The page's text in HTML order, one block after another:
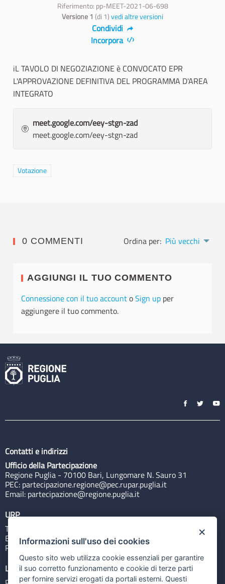
Riferimento: pp-MEET-2021-06-698
Versione 1 (di 1)vedi altre versioni
Condividi
Incorpora
iL TAVOLO DI NEGOZIAZIONE è CONVOCATO EPR
L'APPROVAZIONE DEFINITIVA DEL PROGRAMMA D'AREA
INTEGRATO
meet.google.com/eey-stgn-zad
meet.google.com/eey-stgn-zad
Filtra i risultati per categoria: Votazione
Votazione
0 COMMENTI Ordina per: Più vecchi
AGGIUNGI IL TUO COMMENTO
Connessione con il tuo accountoSign up per
aggiungere il tuo commento.
Contatti e indirizzi
Ufficio della Partecipazione
Regione Puglia - 70100 Bari, Lungomare N. Sauro 31
PEC: partecipazione.regione@pec.rupar.puglia.it
Email: partecipazione@regione.puglia.it
URP
Tel: 800713939
Email:quiregione@regione.puglia.it
Rubrica
Link utili
×
Informazioni sull'uso dei cookies
Questo sito web utilizza cookie essenziali per garantire
il suo corretto funzionamento e cookie di terze parti
per fornire servizi erogati da portali esterni. Questi